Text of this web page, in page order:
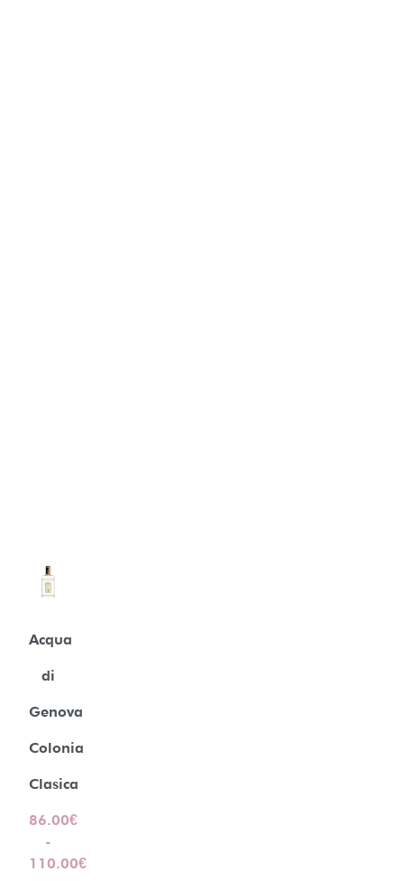
Acqua
di
Genova
Colonia
Clasica
86.00€
-
110.00€